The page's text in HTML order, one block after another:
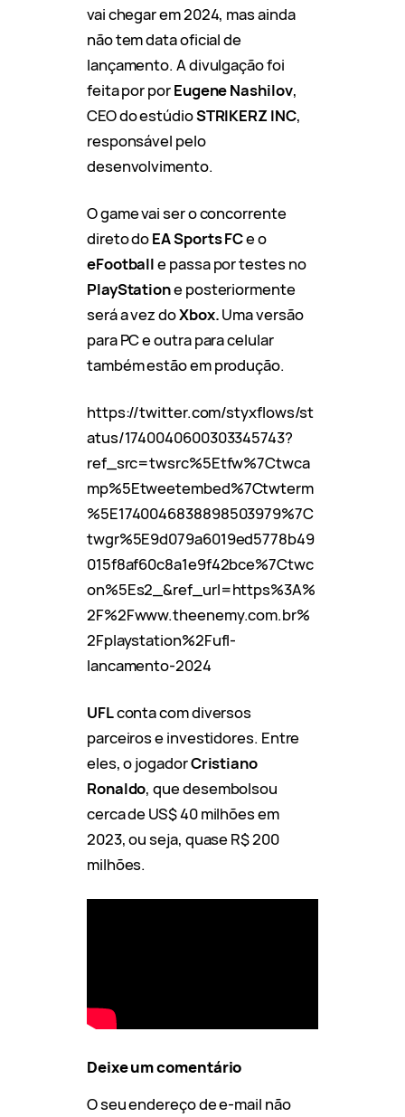
vai chegar em 2024, mas ainda
não tem data oficial de
lançamento. A divulgação foi
feita por porEugene Nashilov,
CEO do estúdioSTRIKERZ INC,
responsável pelo
desenvolvimento.
O game vai ser o concorrente
direto doEA Sports FCe o
eFootballe passa por testes no
PlayStatione posteriormente
será a vez doXbox.Uma versão
para PC e outra para celular
também estão em produção.
https://twitter.com/styxflows/st
atus/1740040600303345743?
ref_src=twsrc%5Etfw%7Ctwca
mp%5Etweetembed%7Ctwterm
%5E1740046838898503979%7C
twgr%5E9d079a6019ed5778b49
015f8af60c8a1e9f42bce%7Ctwc
on%5Es2_&ref_url=https%3A%
2F%2Fwww.theenemy.com.br%
2Fplaystation%2Fufl-
lancamento-2024
UFLconta com diversos
parceiros e investidores. Entre
eles, o jogadorCristiano
Ronaldo, que desembolsou
cerca de US$ 40 milhões em
2023, ou seja, quase R$ 200
milhões.
Deixe um comentário
O seu endereço de e-mail não